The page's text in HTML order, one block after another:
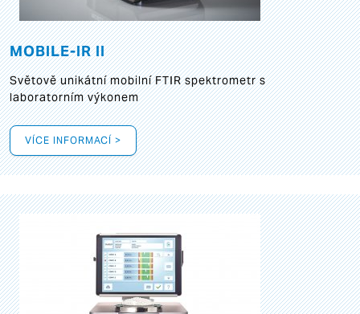
MOBILE-IR II
Světově unikátní mobilní FTIR spektrometr s
laboratorním výkonem
VÍCE INFORMACÍ >